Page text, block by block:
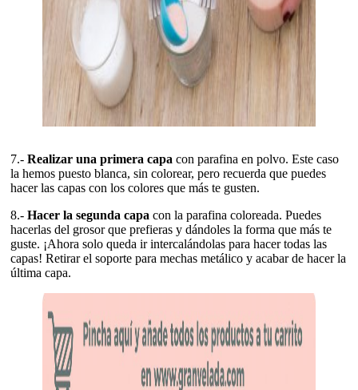
7.- Realizar una primera capa con parafina en polvo. Este caso
la hemos puesto blanca, sin colorear, pero recuerda que puedes
hacer las capas con los colores que más te gusten.
8.- Hacer la segunda capa con la parafina coloreada. Puedes
hacerlas del grosor que prefieras y dándoles la forma que más te
guste. ¡Ahora solo queda ir intercalándolas para hacer todas las
capas! Retirar el soporte para mechas metálico y acabar de hacer la
última capa.